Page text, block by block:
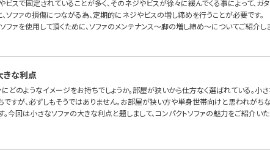
ビスで固定されていることが多く、そのネジやビスが徐々に緩んでくる事によって、ガ
ソファの損傷につながる為、定期的にネジやビスの増し締めを行うことが必要です。
ファを使用して頂くために、ソファのメンテナンス〜脚の増し締め〜についてご紹介
きな利点
どのようなイメージをお持ちでしょうか。部屋が狭いから仕方なく選ばれている。小
すが、必ずしもそうではありません。お部屋が狭い方や単身世帯向けと思われがち
。今回は小さなソファの大きな利点と題しまして、コンパクトソファの魅力をご紹介い